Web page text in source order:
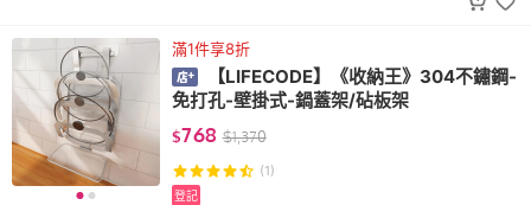
滿1件享8折
【LIFECODE】《收納王》304不鏽鋼-
免打孔-壁掛式-鍋蓋架/砧板架
$768 $1,370
(1)
登記